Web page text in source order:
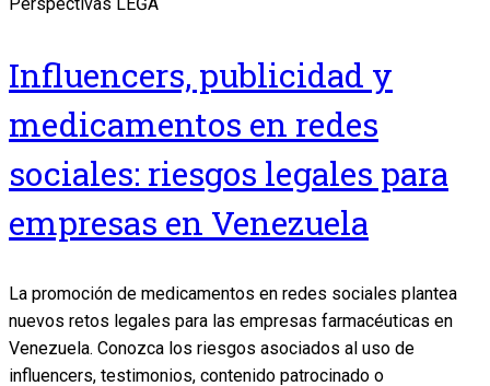
Influencers, publicidad y
medicamentos en redes
sociales: riesgos legales para
empresas en Venezuela
La promoción de medicamentos en redes sociales plantea
nuevos retos legales para las empresas farmacéuticas en
Venezuela. Conozca los riesgos asociados al uso de
influencers, testimonios, contenido patrocinado o